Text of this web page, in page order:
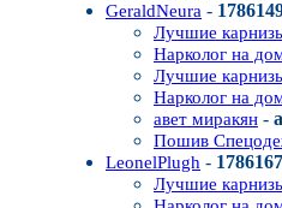
GeraldNeura -
Лучшие
Нарколог на
Лучшие
Нарколог на
авет миракян -
Пошив
LeonelPlugh -
Лучшие